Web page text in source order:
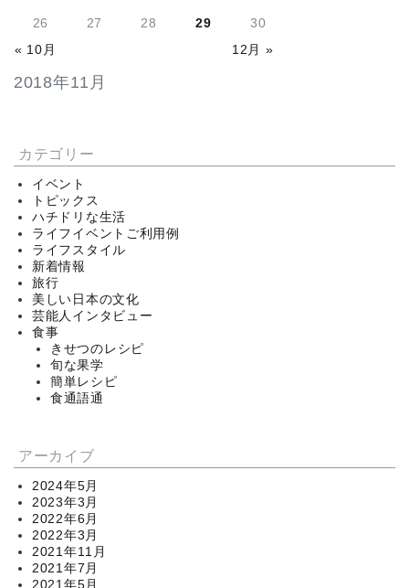
2018年11月
« 10月 12月 »
26 27 28 29 30
カテゴリー
イベント
トピックス
ハチドリな生活
ライフイベントご利用例
ライフスタイル
新着情報
旅行
美しい日本の文化
芸能人インタビュー
食事
きせつのレシピ
旬な果学
簡単レシピ
食通語通
アーカイブ
2024年5月
2023年3月
2022年6月
2022年3月
2021年11月
2021年7月
2021年5月